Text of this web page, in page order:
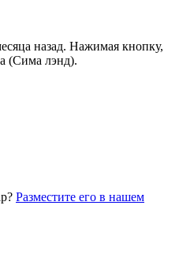
назад. Нажимая кнопку,
(Сима лэнд).
Разместите его в нашем